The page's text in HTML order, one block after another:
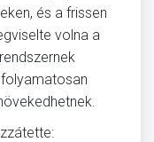
és a frissen
volna a